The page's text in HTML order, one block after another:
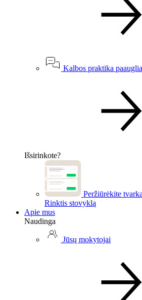
Kalbos praktika
Išsirinkote?
Peržiūrėkite
Rinktis stovyklą
Apie mus
Naudinga
Jūsų mokytojai